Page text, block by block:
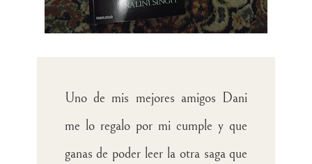
Uno de mis mejores amigos Dani
me lo regalo por mi cumple y que
ganas de poder leer la otra saga que